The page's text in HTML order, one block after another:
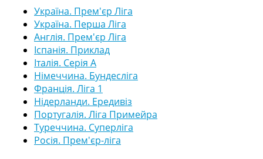
Україна. Прем'єр Ліга
Україна. Перша Ліга
Англія. Прем'єр Ліга
Іспанія. Приклад
Італія. Серія А
Німеччина. Бундесліга
Франція. Ліга 1
Нідерланди. Ередивіз
Португалія. Ліга Примейра
Туреччина. Суперліга
Росія. Прем'єр-ліга